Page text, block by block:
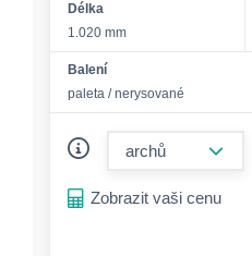
Délka
1.020 mm
Balení
paleta / nerysované
Zobrazit vaši cenu